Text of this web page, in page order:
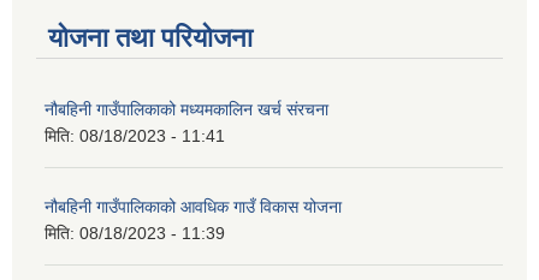
योजना तथा परियोजना
नौबहिनी गाउँपालिकाको मध्यमकालिन खर्च संरचना
मिति: 08/18/2023 - 11:41
नौबहिनी गाउँपालिकाको आवधिक गाउँ विकास योजना
मिति: 08/18/2023 - 11:39